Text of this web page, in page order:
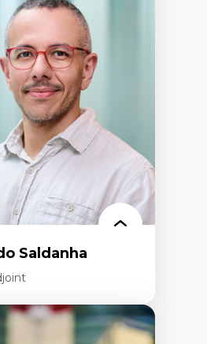
vie personnelle
humaines
fidélisation de la main-
sociale des organisations
organisationnelles
organisationnel
au travail)
Saldanha